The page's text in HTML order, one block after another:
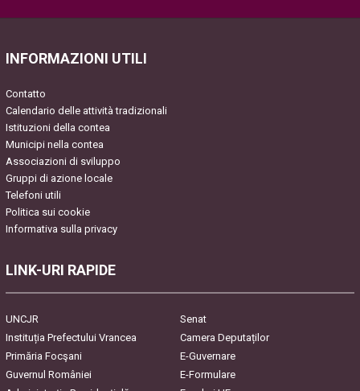
INFORMAZIONI UTILI
Contatto
Calendario delle attività tradizionali
Istituzioni della contea
Municipi nella contea
Associazioni di sviluppo
Gruppi di azione locale
Telefoni utili
Politica sui cookie
Informativa sulla privacy
LINK-URI RAPIDE
UNCJR
Senat
Instituția Prefectului Vrancea
Camera Deputaților
Primăria Focşani
E-Guvernare
Guvernul României
E-Formulare